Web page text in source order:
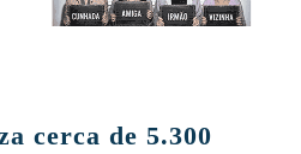
cerca de 5.300